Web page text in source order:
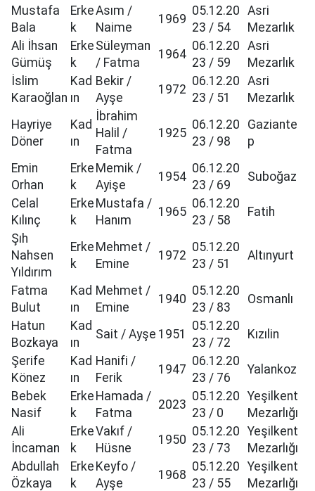
Mustafa
Bala
Erke
k
Asım /
Naime
1969
05.12.20
23 / 54
Asri
Mezarlık
Ali İhsan
Gümüş
Erke
k
Süleyman
/ Fatma
1964
06.12.20
23 / 59
Asri
Mezarlık
İslim
Karaoğlan
Kad
ın
Bekir /
Ayşe
1972
06.12.20
23 / 51
Asri
Mezarlık
Hayriye
Döner
Kad
ın
İbrahim
Halil /
Fatma
1925
06.12.20
23 / 98
Gaziante
p
Emin
Orhan
Erke
k
Memik /
Ayişe
1954
06.12.20
23 / 69
Suboğaz
Celal
Kılınç
Erke
k
Mustafa /
Hanım
1965
06.12.20
23 / 58
Fatih
Şıh
Nahsen
Yıldırım
Erke
k
Mehmet /
Emine
1972
05.12.20
23 / 51
Altınyurt
Fatma
Bulut
Kad
ın
Mehmet /
Emine
1940
05.12.20
23 / 83
Osmanlı
Hatun
Bozkaya
Kad
ın
Sait / Ayşe 1951
05.12.20
23 / 72
Kızılin
Şerife
Könez
Kad
ın
Hanifi /
Ferik
1947
06.12.20
23 / 76
Yalankoz
Bebek
Nasif
Erke
k
Hamada /
Fatma
2023
05.12.20
23 / 0
Yeşilkent
Mezarlığı
Ali
İncaman
Erke
k
Vakıf /
Hüsne
1950
05.12.20
23 / 73
Yeşilkent
Mezarlığı
Abdullah
Özkaya
Erke
k
Keyfo /
Ayşe
1968
05.12.20
23 / 55
Yeşilkent
Mezarlığı